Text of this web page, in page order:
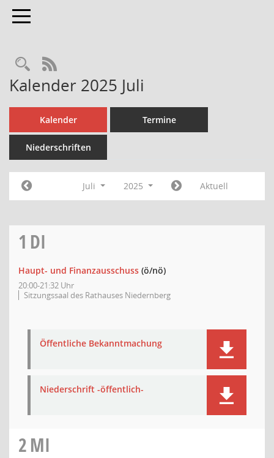
Toggle navigation
Rechercheauswahl
RSS-Feed
Kalender 2025 Juli
Kalender Termine
Niederschriften
Juli 2025 Aktuell
1 DI
Haupt- und Finanzausschuss (ö/nö)
20:00-21:32 Uhr
Sitzungssaal des Rathauses Niedernberg
Öffentliche Bekanntmachung
Niederschrift -öffentlich-
2MI